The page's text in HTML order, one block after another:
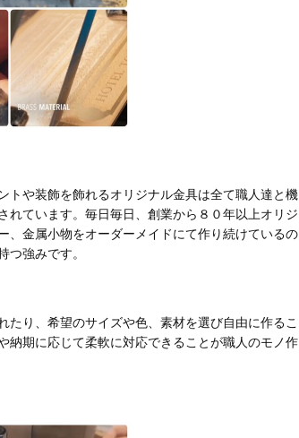
トや装飾を飾れるオリジナル金具は全て職人達と機
れています。毎日毎日、創業から８０年以上オリジ
、金属小物をオーダーメイドにて作り続けているの
つ強みです。
たり、希望のサイズや色、素材を選び自由に作るこ
納期に応じて柔軟に対応できることが職人のモノ作